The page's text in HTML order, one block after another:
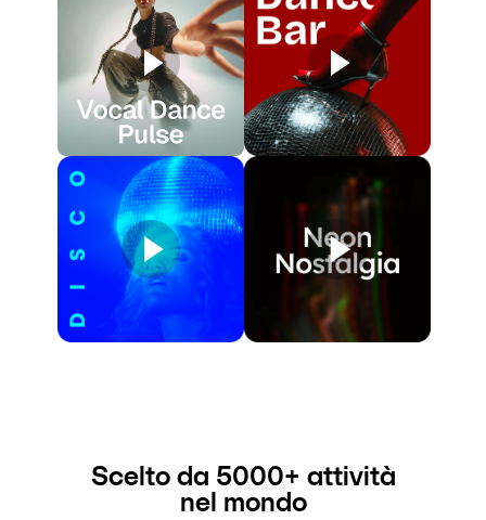
Scelto da 5000+ attività
nel mondo